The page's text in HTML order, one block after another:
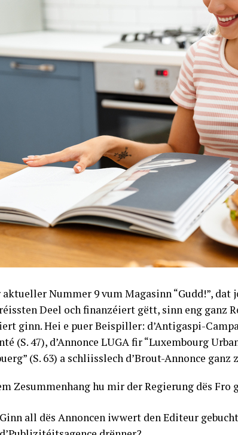
aktueller Nummer 9 vum Magasinn “Gudd!”,
Deel och finanzéiert gëtt, sinn eng ganz
ginn. Hei e puer Beispiller: d’Antigaspi-
(S. 47), d’Annonce LUGA fir “Luxembourg
(S. 63) a schliisslech d’Brout-Annonce ganz
Zesummenhang hu mir der Regierung dës Fro
Ginn all dës Annoncen iwwert den Editeur